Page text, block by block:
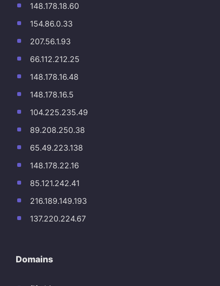
148.178.18.60
154.86.0.33
207.56.1.93
66.112.212.25
148.178.16.48
148.178.16.5
104.225.235.49
89.208.250.38
65.49.223.138
148.178.22.16
85.121.242.41
216.189.149.193
137.220.224.67
Domains